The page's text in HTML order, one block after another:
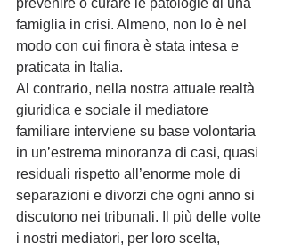
famiglia in crisi. Almeno, non lo è nel
modo con cui finora è stata intesa e
praticata in Italia.
Al contrario, nella nostra attuale realtà
giuridica e sociale il mediatore
familiare interviene su base volontaria
in un’estrema minoranza di casi, quasi
residuali rispetto all’enorme mole di
separazioni e divorzi che ogni anno si
discutono nei tribunali. Il più delle volte
i nostri mediatori, per loro scelta,